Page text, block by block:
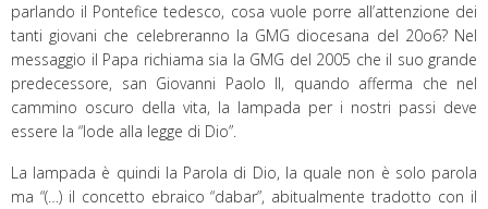
parlando il Pontefice tedesco, cosa vuole porre all’attenzione dei
tanti giovani che celebreranno la GMG diocesana del 20o6? Nel
messaggio il Papa richiama sia la GMG del 2005 che il suo grande
predecessore, san Giovanni Paolo II, quando afferma che nel
cammino oscuro della vita, la lampada per i nostri passi deve
essere la “lode alla legge di Dio”.
La lampada è quindi la Parola di Dio, la quale non è solo parola
ma “(…) il concetto ebraico “dabar”, abitualmente tradotto con il